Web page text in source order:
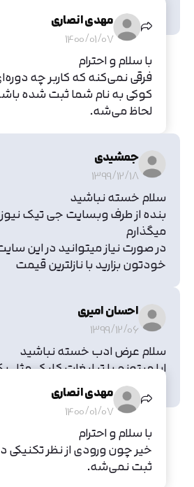
با تقدیم احتراممهدی انصاری
1400/01/07
با سلام و احترام
فرقی نمی‌کنه که کاربر چه
کوکی به نام شما ثبت شده
لحاظ می‌شه.
جمشیدی
1399/12/18
سلام خسته نباشید
بنده از طرف وبسایت جی تیک نیوز
میگذارم
در صورت نیاز میتوانید در این
خودتون بزارید با نازلترین قیمت
احسان امیری
1399/12/06
سلام عرض ادب خسته نباشید
ایا میتونم با تبلیغات کلیکی مثل
انجام بدم؟مهدی انصاری
1400/01/07
با سلام و احترام
خیر چون ورودی از نظر تکنیکی
ثبت نمی‌شه.